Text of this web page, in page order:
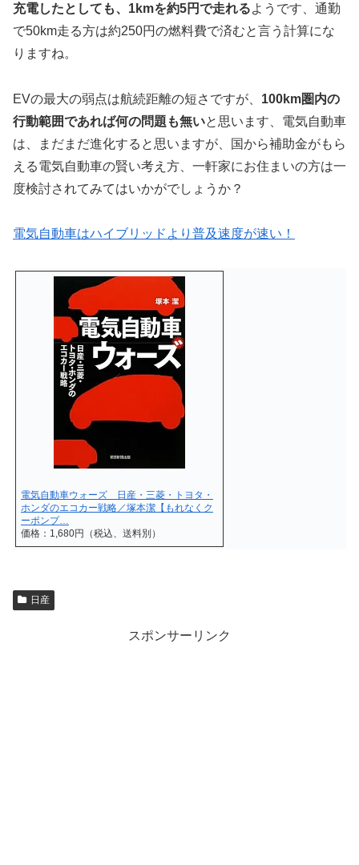
充電したとしても、1kmを約5円で走れるようです、通勤
で50km走る方は約250円の燃料費で済むと言う計算にな
りますね。
EVの最大の弱点は航続距離の短さですが、 100km圏内の
行動範囲であれば何の問題も無いと思います、電気自動車
は、まだまだ進化すると思いますが、国から補助金がもら
える電気自動車の賢い考え方、一軒家にお住まいの方は一
度検討されてみてはいかがでしょうか？
電気自動車はハイブリッドより普及速度が速い！
電気自動車ウォーズ 日産・三菱・トヨタ・
ホンダのエコカー戦略／塚本潔【もれなくク
ーポンプ…
価格：1,680円（税込、送料別）
日産
スポンサーリンク